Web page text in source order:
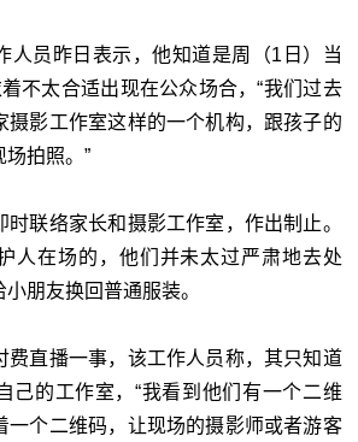
人员昨日表示，他知道是周（1日）当
不太合适出现在公众场合，“我们过去
摄影工作室这样的一个机构，跟孩子的
拍照。”
联络家长和摄影工作室，作出制止。
人在场的，他们并未太过严肃地去处
朋友换回普通服装。
费直播一事，该工作人员称，其只知道
己的工作室，“我看到他们有一个二维
一个二维码，让现场的摄影师或者游客